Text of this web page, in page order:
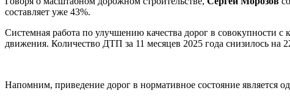
составляет уже 43%.
Системная работа по улучшению качества дорог в совокупности
движения. Количество ДТП за 11 месяцев 2025 года снизилось
Напомним, приведение дорог в нормативное состояние является